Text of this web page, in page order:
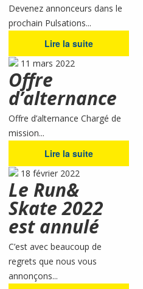
Devenez annonceurs dans le
prochain Pulsations...
Lire la suite
11 mars 2022
Offre
d’alternance
Offre d’alternance Chargé de
mission...
Lire la suite
18 février 2022
Le Run&
Skate 2022
est annulé
C’est avec beaucoup de
regrets que nous vous
annonçons...